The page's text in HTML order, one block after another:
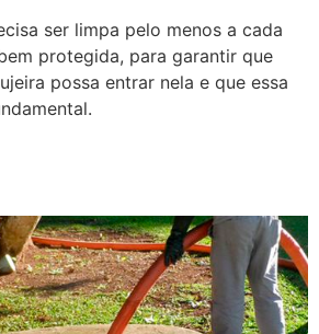
ser limpa pelo menos a cada
protegida, para garantir que
possa entrar nela e que essa